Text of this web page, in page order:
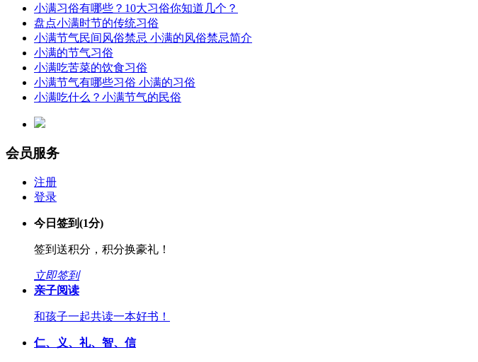
小满习俗有哪些？10大习俗你知道几个？
盘点小满时节的传统习俗
小满节气民间风俗禁忌 小满的风俗禁忌简介
小满的节气习俗
小满吃苦菜的饮食习俗
小满节气有哪些习俗 小满的习俗
小满吃什么？小满节气的民俗
会员服务
注册
登录
今日签到(1分)
签到送积分，积分换豪礼！
立即签到
亲子阅读
和孩子一起共读一本好书！
仁、义、礼、智、信